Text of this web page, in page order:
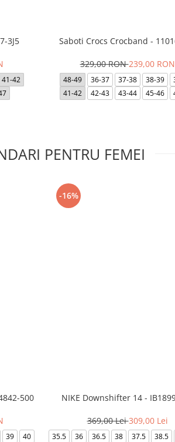
3J5
41-42
Saboti Crocs Crocband -
329,00 RON239,00 RON
48-49 36-37 37-38 38-39
41-42
42-43 43-44 45-46
PENTRU FEMEI
500
39 40
-16%
NIKE Downshifter 14 -
369,00 Lei309,00 Lei
35.5 36 36.5 38 37.5 38.5